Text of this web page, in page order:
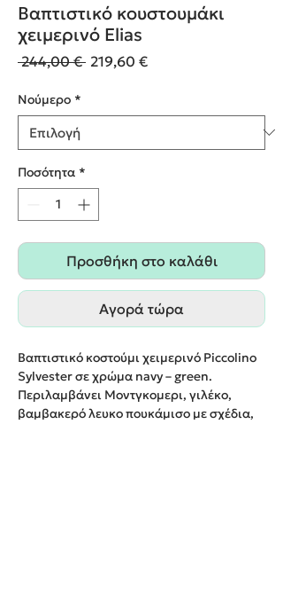
Βαπτιστικό κουστουμάκι
χειμερινό Elias
244,00 € Κανονική
219,60 €Τιμή
Nούμερο *
Ποσότητα *
Προσθήκη στο καλάθι
Αγορά τώρα
Βαπτιστικό κοστούμι χειμερινό Piccolino
Sylvester σε χρώμα navy – green.
Περιλαμβάνει Μοντγκομερι, γιλέκο,
βαμβακερό λευκο πουκάμισο με σχέδια,